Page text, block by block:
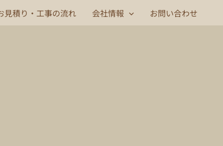
見積り・工事の流れ 会社情報 お問い合わせ